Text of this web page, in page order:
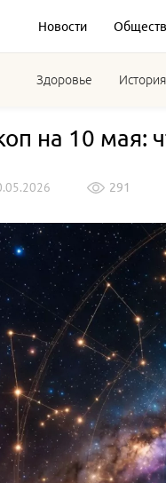
Новости
Здоровье История
на 10 мая:
291